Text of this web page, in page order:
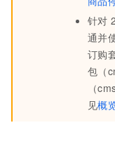
针对
通并
订购
包（
（
见概